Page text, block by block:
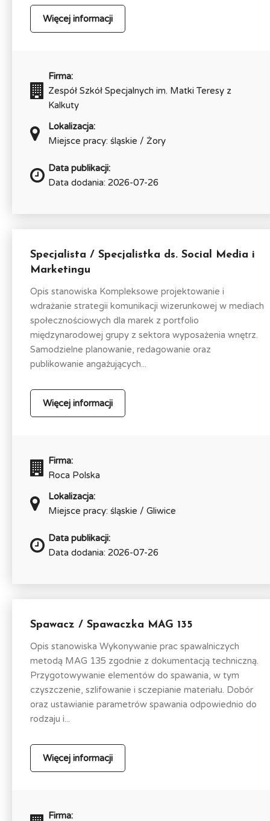
Więcej informacji
Firma:
Zespół Szkół Specjalnych im. Matki Teresy z
Kalkuty
Lokalizacja:
Miejsce pracy: śląskie / Żory
Data publikacji:
Data dodania: 2026-07-26
Specjalista / Specjalistka ds. Social Media i
Marketingu
Opis stanowiska Kompleksowe projektowanie i
wdrażanie strategii komunikacji wizerunkowej w mediach
społecznościowych dla marek z portfolio
międzynarodowej grupy z sektora wyposażenia wnętrz.
Samodzielne planowanie, redagowanie oraz
publikowanie angażujących...
Więcej informacji
Firma:
Roca Polska
Lokalizacja:
Miejsce pracy: śląskie / Gliwice
Data publikacji:
Data dodania: 2026-07-26
Spawacz / Spawaczka MAG 135
Opis stanowiska Wykonywanie prac spawalniczych
metodą MAG 135 zgodnie z dokumentacją techniczną.
Przygotowywanie elementów do spawania, w tym
czyszczenie, szlifowanie i sczepianie materiału. Dobór
oraz ustawianie parametrów spawania odpowiednio do
rodzaju i...
Więcej informacji
Firma: